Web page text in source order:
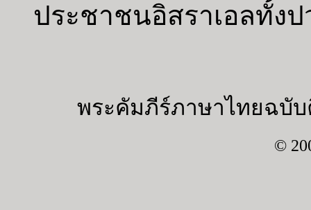
ประชาชนอิสราเอลทั้ง
พระคัมภีร์ภาษาไทยฉบับ
©